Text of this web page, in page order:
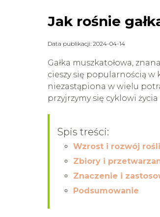
Jak rośnie
Data publikacji: 2024-04-14
Gałka muszkatołowa,
cieszy się popularnością w
niezastąpiona w wielu
przyjrzymy się cyklowi
Spis treści:
Wzrost i rozwój
Zbiory i
Znaczenie i
Podsumowanie